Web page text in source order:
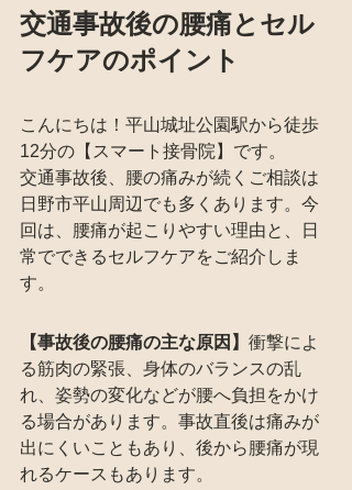
交通事故後の腰痛とセル
フケアのポイント
こんにちは！平山城址公園駅から徒歩
12分の【スマート接骨院】です。
交通事故後、腰の痛みが続くご相談は
日野市平山周辺でも多くあります。今
回は、腰痛が起こりやすい理由と、日
常でできるセルフケアをご紹介しま
す。
【事故後の腰痛の主な原因】 衝撃によ
る筋肉の緊張、身体のバランスの乱
れ、姿勢の変化などが腰へ負担をかけ
る場合があります。事故直後は痛みが
出にくいこともあり、後から腰痛が現
れるケースもあります。